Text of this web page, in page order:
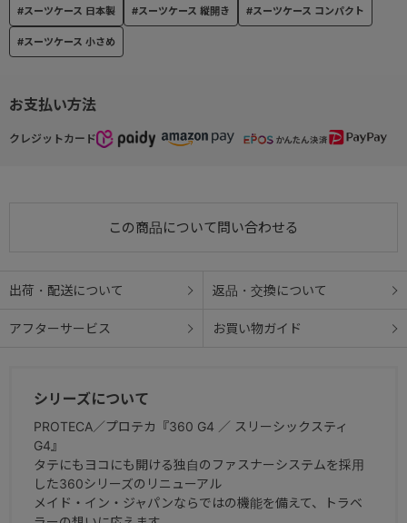
※商品コード02420の本体にサイドハンドルは付いておりません。
内装のみ同仕様商品（商品コード02422）の画像を使用しておりま
す。
お支払い方法
クレジットカード
この商品について問い合わせる
出荷・配送について 返品・交換について
アフターサービス お買い物ガイド
#スーツケース 日本製 #スーツケース 縦開き #スーツケース コンパクト
#スーツケース 小さめ
シリーズについて
PROTECA／プロテカ『360 G4 ／ スリーシックスティ
G4』
タテにもヨコにも開ける独自のファスナーシステムを採用
した360シリーズのリニューアル
メイド・イン・ジャパンならではの機能を備えて、トラベ